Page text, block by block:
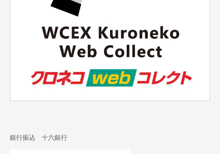
銀行振込 十六銀行